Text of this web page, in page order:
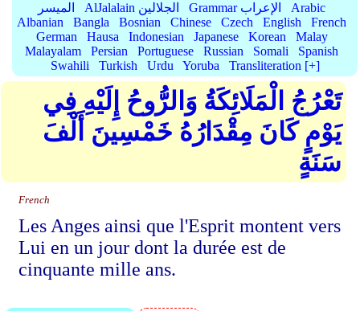
الميسر
AlJalalain الجلالين Grammar الإعراب
Arabic
Albanian
Bangla Bosnian Chinese Czech English
French
German
Hausa Indonesian Japanese Korean
Malay
Malayalam
Persian Portuguese Russian Somali
Spanish
Swahili
Turkish Urdu Yoruba Transliteration [+]
تَعْرُجُ الْمَلَائِكَةُ وَالرُّوحُ إِلَيْهِ فِي
يَوْمٍ كَانَ مِقْدَارُهُ خَمْسِينَ أَلْفَ
سَنَةٍ
French
Les Anges ainsi que l'Esprit montent vers
Lui en un jour dont la durée est de
cinquante mille ans.